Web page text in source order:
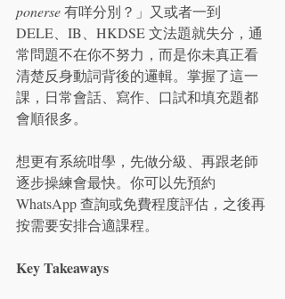
ponerse 有咩分別？」又或者一到
DELE、IB、HKDSE 文法題就失分，通
常問題不在你不努力，而是你未真正看
清楚反身動詞背後的邏輯。掌握了這一
課，日常會話、寫作、口試和填充題都
會順很多。
想更有系統咁學，先做分級、再跟老師
逐步操練會最快。你可以先預約
WhatsApp 查詢或免費程度評估，之後再
按需要安排合適課程。
Key Takeaways